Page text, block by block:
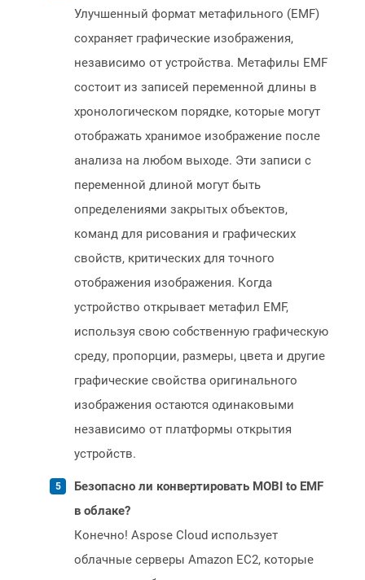
Улучшенный формат метафильного (EMF)
сохраняет графические изображения,
независимо от устройства. Метафилы EMF
состоит из записей переменной длины в
хронологическом порядке, которые могут
отображать хранимое изображение после
анализа на любом выходе. Эти записи с
переменной длиной могут быть
определениями закрытых объектов,
команд для рисования и графических
свойств, критических для точного
отображения изображения. Когда
устройство открывает метафил EMF,
используя свою собственную графическую
среду, пропорции, размеры, цвета и другие
графические свойства оригинального
изображения остаются одинаковыми
независимо от платформы открытия
устройств.
Безопасно ли конвертировать MOBI to EMF
в облаке?
Конечно! Aspose Cloud использует
облачные серверы Amazon EC2, которые